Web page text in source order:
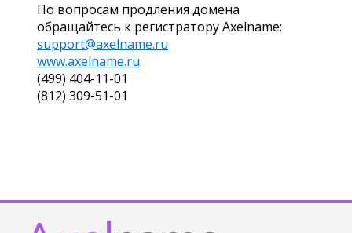
По вопросам продления домена
обращайтесь к регистратору Axelname:
support@axelname.ru
www.axelname.ru
(499) 404-11-01
(812) 309-51-01